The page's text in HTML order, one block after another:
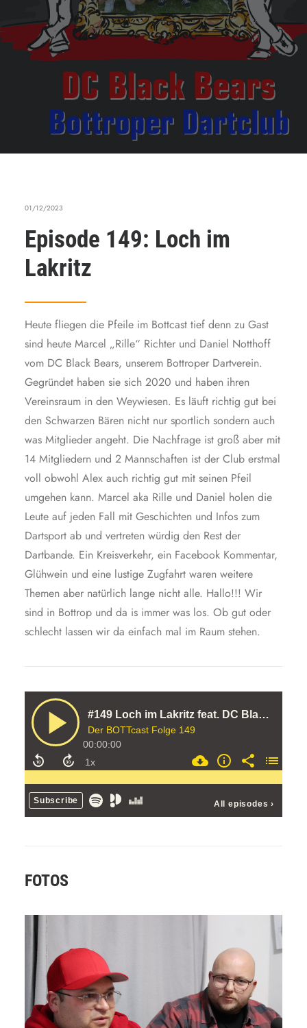
01/12/2023
Episode 149: Loch im
Lakritz
Heute fliegen die Pfeile im Bottcast tief denn zu Gast
sind heute Marcel „Rille“ Richter und Daniel Notthoff
vom DC Black Bears, unserem Bottroper Dartverein.
Gegründet haben sie sich 2020 und haben ihren
Vereinsraum in den Weywiesen. Es läuft richtig gut bei
den Schwarzen Bären nicht nur sportlich sondern auch
was Mitglieder angeht. Die Nachfrage ist groß aber mit
14 Mitgliedern und 2 Mannschaften ist der Club erstmal
voll obwohl Alex auch richtig gut mit seinen Pfeil
umgehen kann. Marcel aka Rille und Daniel holen die
Leute auf jeden Fall mit Geschichten und Infos zum
Dartsport ab und vertreten würdig den Rest der
Dartbande. Ein Kreisverkehr, ein Facebook Kommentar,
Glühwein und eine lustige Zugfahrt waren weitere
Themen aber natürlich lange nicht alle. Hallo!!! Wir
sind in Bottrop und da is immer was los. Ob gut oder
schlecht lassen wir da einfach mal im Raum stehen.
FOTOS